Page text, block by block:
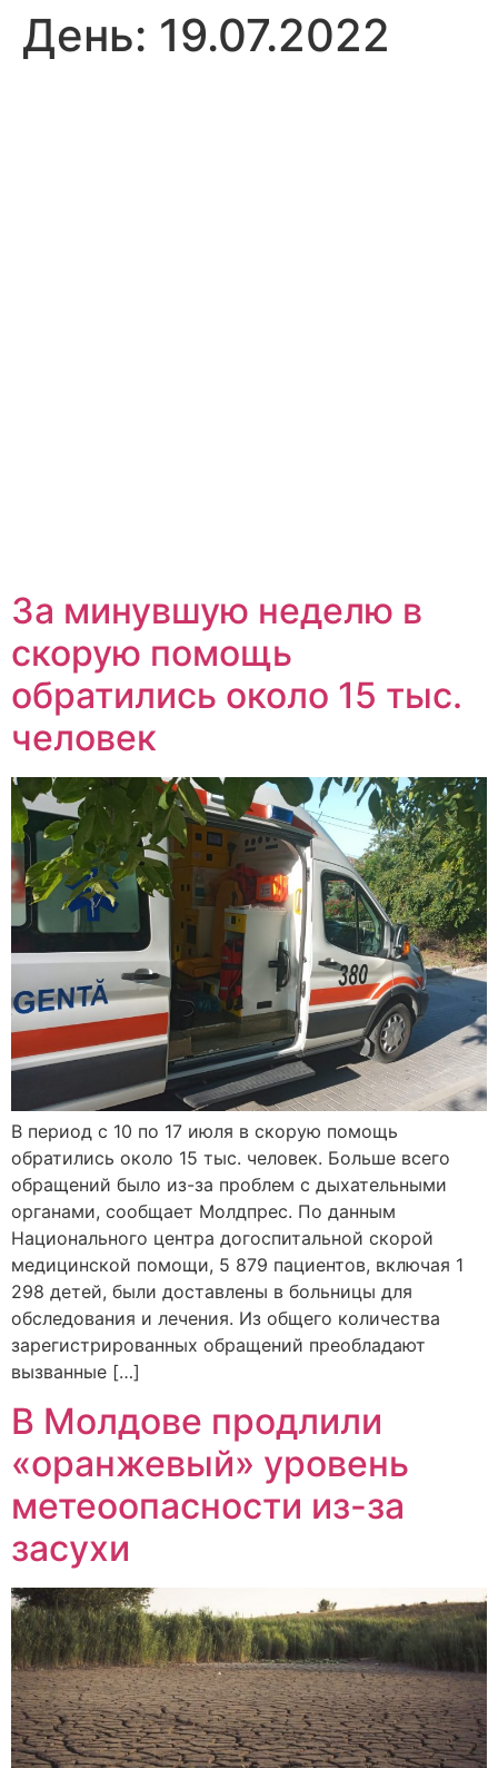
День: 19.07.2022
За минувшую неделю в
скорую помощь
обратились около 15 тыс.
человек
В период с 10 по 17 июля в скорую помощь
обратились около 15 тыс. человек. Больше всего
обращений было из-за проблем с дыхательными
органами, сообщает Молдпрес. По данным
Национального центра догоспитальной скорой
медицинской помощи, 5 879 пациентов, включая 1
298 детей, были доставлены в больницы для
обследования и лечения. Из общего количества
зарегистрированных обращений преобладают
вызванные […]
В Молдове продлили
«оранжевый» уровень
метеоопасности из-за
засухи